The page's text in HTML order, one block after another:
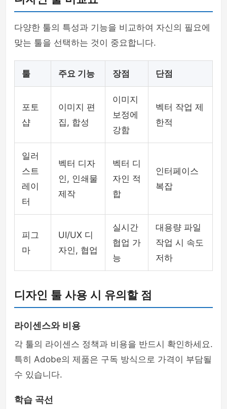
다양한 툴의 특성과 기능을 비교하여 자신의 필요에
맞는 툴을 선택하는 것이 중요합니다.
툴 주요 기능 장점 단점
포토
샵
이미지 편
집, 합성
이미지
보정에
강함
벡터 작업 제
한적
일러
스트
레이
터
벡터 디자
인, 인쇄물
제작
벡터 디
자인 적
합
인터페이스
복잡
피그
마
UI/UX 디
자인, 협업
실시간
협업 가
능
대용량 파일
작업 시 속도
저하
디자인 툴 사용 시 유의할 점
라이센스와 비용
각 툴의 라이센스 정책과 비용을 반드시 확인하세요.
특히 Adobe의 제품은 구독 방식으로 가격이 부담될
수 있습니다.
학습 곡선